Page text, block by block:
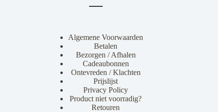
Algemene Voorwaarden
Betalen
Bezorgen / Afhalen
Cadeaubonnen
Ontevreden / Klachten
Prijslijst
Privacy Policy
Product niet voorradig?
Retouren